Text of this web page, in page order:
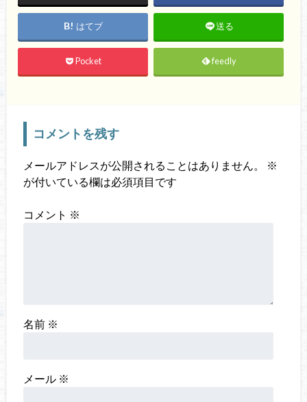
はてブ 送る
Pocket feedly
コメントを残す
メールアドレスが公開されることはありません。
※
が付いている欄は必須項目です
コメント ※
名前 ※
メール ※